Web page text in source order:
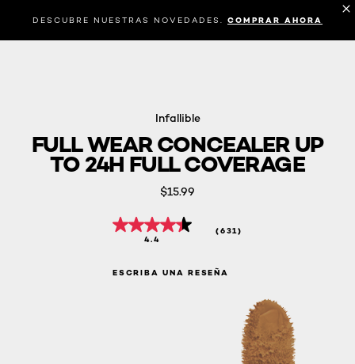
DESCUBRE NUESTRAS NOVEDADES. COMPRAR AHORA
Infallible
FULL WEAR CONCEALER UP
TO 24H FULL COVERAGE
$15.99
4.4
(631)
ESCRIBA UNA RESEÑA